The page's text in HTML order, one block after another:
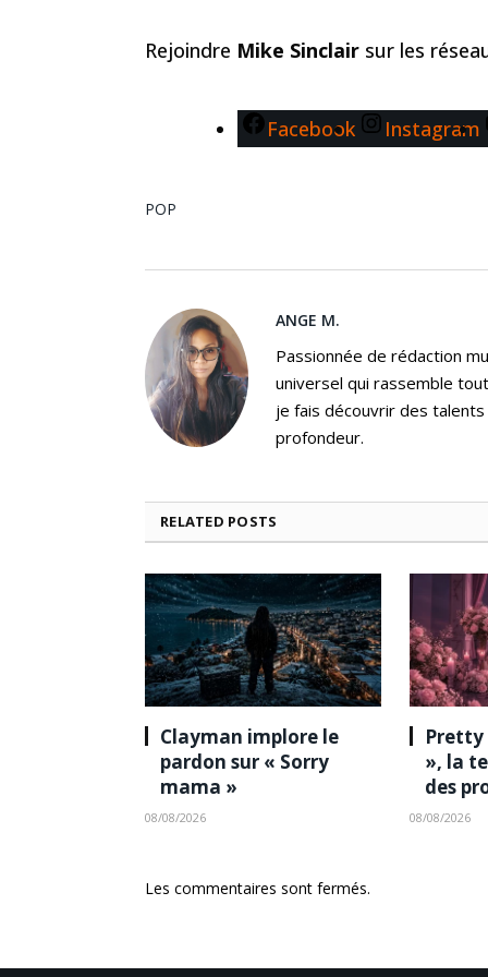
Rejoindre Mike Sinclair sur les
Facebook Instagram
POP
ANGE M.
Passionnée de rédaction
universel qui rassemble
je fais découvrir des
profondeur.
RELATED POSTS
Clayman implore le
pardon sur « Sorry
mama »
08/08/2026
Pretty
», la
des
08/08/2026
Les commentaires sont fermés.